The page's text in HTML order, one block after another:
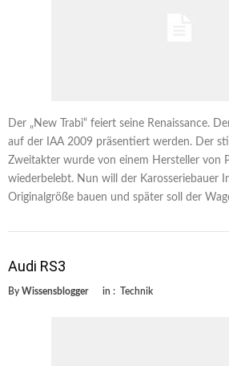
Der „New Trabi“ feiert seine Renaissance.
auf der IAA 2009 präsentiert werden. Der
Zweitakter wurde von einem Hersteller von
wiederbelebt. Nun will der Karosseriebauer
Originalgröße bauen und später soll der
Audi RS3
By Wissensblogger in : Technik